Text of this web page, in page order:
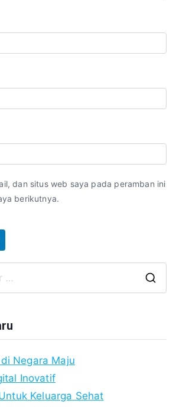
dan situs web saya pada peramban ini
berikutnya.
Negara Maju
Inovatif
Keluarga Sehat